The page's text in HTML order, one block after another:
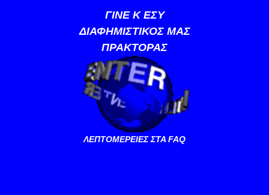
ΓΙΝΕ Κ ΕΣΥ
ΔΙΑΦΗΜΙΣΤΙΚΟΣ ΜΑΣ
ΠΡΑΚΤΟΡΑΣ
ΛΕΠΤΟΜΕΡΕΙΕΣ ΣΤΑ FAQ